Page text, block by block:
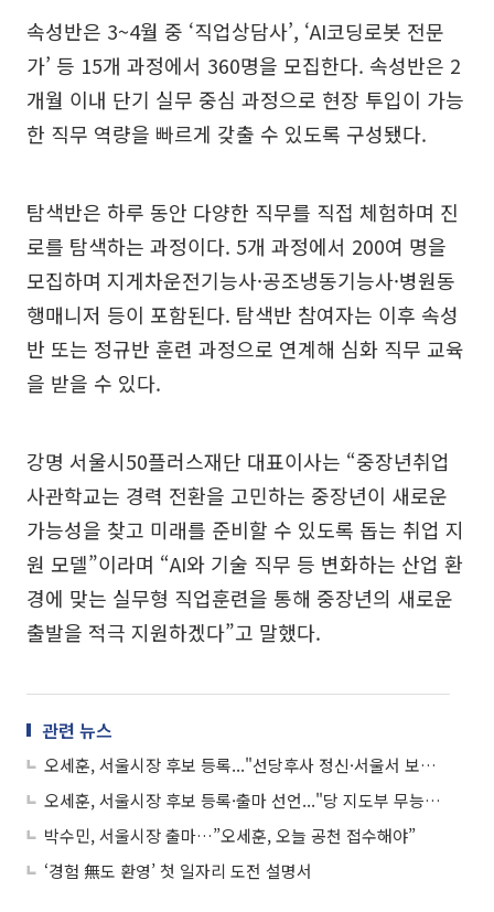
속성반은 3~4월 중 ‘직업상담사’, ‘AI코딩로봇 전문
가’ 등 15개 과정에서 360명을 모집한다. 속성반은 2
개월 이내 단기 실무 중심 과정으로 현장 투입이 가능
한 직무 역량을 빠르게 갖출 수 있도록 구성됐다.
탐색반은 하루 동안 다양한 직무를 직접 체험하며 진
로를 탐색하는 과정이다. 5개 과정에서 200여 명을
모집하며 지게차운전기능사·공조냉동기능사·병원동
행매니저 등이 포함된다. 탐색반 참여자는 이후 속성
반 또는 정규반 훈련 과정으로 연계해 심화 직무 교육
을 받을 수 있다.
강명 서울시50플러스재단 대표이사는 “중장년취업
사관학교는 경력 전환을 고민하는 중장년이 새로운
가능성을 찾고 미래를 준비할 수 있도록 돕는 취업 지
원 모델”이라며 “AI와 기술 직무 등 변화하는 산업 환
경에 맞는 실무형 직업훈련을 통해 중장년의 새로운
출발을 적극 지원하겠다”고 말했다.
관련 뉴스
오세훈, 서울시장 후보 등록..."선당후사 정신·서울서 보수 일으킬 것“
오세훈, 서울시장 후보 등록·출마 선언..."당 지도부 무능…서울서 혁신 이끌 것"
박수민, 서울시장 출마…”오세훈, 오늘 공천 접수해야”
‘경험 無도 환영’ 첫 일자리 도전 설명서